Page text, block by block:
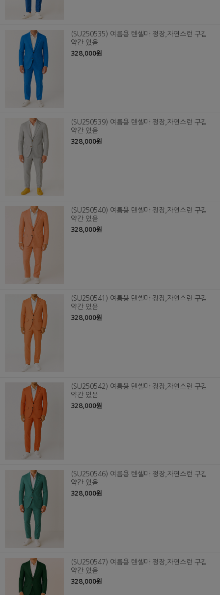
(SU250535) 여름용 텐셀마 정장,자연스런 구김
약간 있음
328,000원
(SU250539) 여름용 텐셀마 정장,자연스런 구김
약간 있음
328,000원
(SU250540) 여름용 텐셀마 정장,자연스런 구김
약간 있음
328,000원
(SU250541) 여름용 텐셀마 정장,자연스런 구김
약간 있음
328,000원
(SU250542) 여름용 텐셀마 정장,자연스런 구김
약간 있음
328,000원
(SU250546) 여름용 텐셀마 정장,자연스런 구김
약간 있음
328,000원
(SU250547) 여름용 텐셀마 정장,자연스런 구김
약간 있음
328,000원